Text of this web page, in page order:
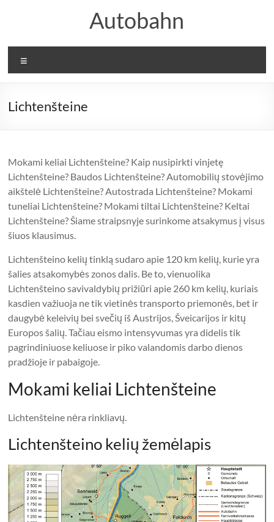
Autobahn
Lichtenšteine
Mokami keliai Lichtenšteine? Kaip nusipirkti vinjetę
Lichtenšteine? Baudos Lichtenšteine? Automobilių stovėjimo
aikštelė Lichtenšteine? Autostrada Lichtenšteine? Mokami
tuneliai Lichtenšteine? Mokami tiltai Lichtenšteine? Keltai
Lichtenšteine? Šiame straipsnyje surinkome atsakymus į visus
šiuos klausimus.
Lichtenšteino kelių tinklą sudaro apie 120 km kelių, kurie yra
šalies atsakomybės zonos dalis. Be to, vienuolika
Lichtenšteino savivaldybių prižiūri apie 260 km kelių, kuriais
kasdien važiuoja ne tik vietinės transporto priemonės, bet ir
daugybė keleivių bei svečių iš Austrijos, Šveicarijos ir kitų
Europos šalių. Tačiau eismo intensyvumas yra didelis tik
pagrindiniuose keliuose ir piko valandomis darbo dienos
pradžioje ir pabaigoje.
Mokami keliai Lichtenšteine
Lichtenšteine ​​nėra rinkliavų.
Lichtenšteino kelių žemėlapis